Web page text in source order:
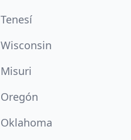
Tenesí
Wisconsin
Misuri
Oregón
Oklahoma